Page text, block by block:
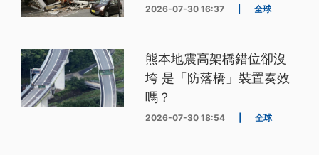
2026-07-30 16:37 全球
熊本地震高架橋錯位卻沒
垮 是「防落橋」裝置奏效
嗎？
2026-07-30 18:54 全球